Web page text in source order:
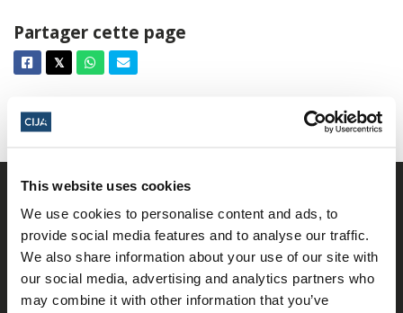
This website uses cookies
We use cookies to personalise content and ads, to
provide social media features and to analyse our traffic.
We also share information about your use of our site with
our social media, advertising and analytics partners who
may combine it with other information that you’ve
Partager cette page
Facebook
𝕏TwitterWhatsappCourriel